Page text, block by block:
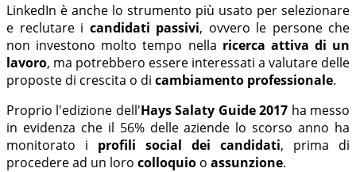
LinkedIn è anche lo strumento più usato per selezionare
e reclutare i candidati passivi, ovvero le persone che
non investono molto tempo nella ricerca attiva di un
lavoro, ma potrebbero essere interessati a valutare delle
proposte di crescita o di cambiamento professionale.
Proprio l'edizione dell'Hays Salaty Guide 2017 ha messo
in evidenza che il 56% delle aziende lo scorso anno ha
monitorato i profili social dei candidati, prima di
procedere ad un loro colloquio o assunzione.